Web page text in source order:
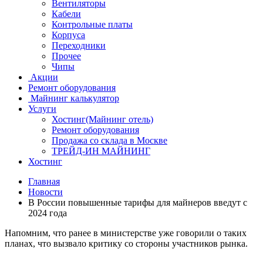
Вентиляторы
Кабели
Контрольные платы
Корпуса
Переходники
Прочее
Чипы
Акции
Ремонт оборудования
Майнинг калькулятор
Услуги
Хостинг(Майнинг отель)
Ремонт оборудования
Продажа со склада в Москве
ТРЕЙД-ИН МАЙНИНГ
Хостинг
Главная
Новости
В России повышенные тарифы для майнеров введут с
2024 года
Напомним, что ранее в министерстве уже говорили о таких
планах, что вызвало критику со стороны участников рынка.